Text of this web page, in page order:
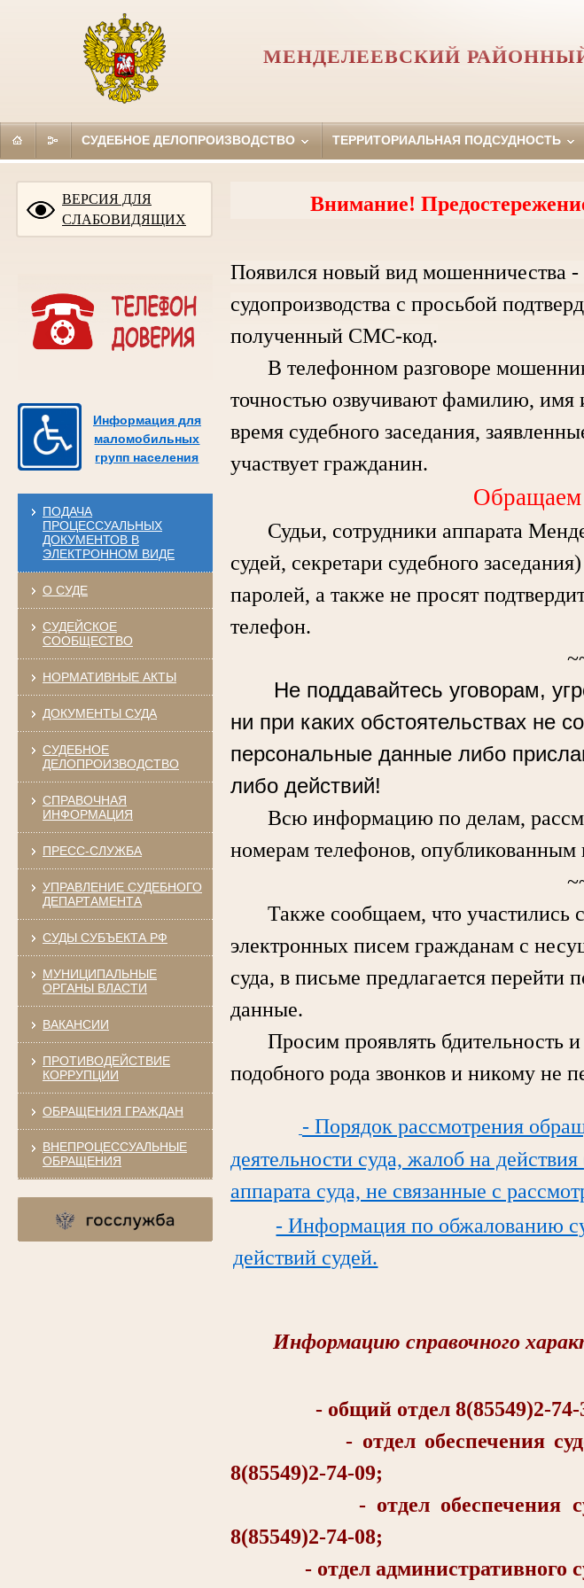
МЕНДЕЛЕЕВСКИЙ
СУДЕБНОЕ ДЕЛОПРОИЗВОДСТВО ТЕРРИТОРИАЛЬНАЯ ПОДСУДНОСТЬ
ВЕРСИЯ ДЛЯ
СЛАБОВИДЯЩИХ
Информация для
маломобильных
групп населения
ПОДАЧА
ПРОЦЕССУАЛЬНЫХ
ДОКУМЕНТОВ В
ЭЛЕКТРОННОМ ВИДЕ
О СУДЕ
СУДЕЙСКОЕ
СООБЩЕСТВО
НОРМАТИВНЫЕ АКТЫ
ДОКУМЕНТЫ СУДА
СУДЕБНОЕ
ДЕЛОПРОИЗВОДСТВО
СПРАВОЧНАЯ
ИНФОРМАЦИЯ
ПРЕСС-СЛУЖБА
УПРАВЛЕНИЕ СУДЕБНОГО
ДЕПАРТАМЕНТА
СУДЫ СУБЪЕКТА РФ
МУНИЦИПАЛЬНЫЕ
ОРГАНЫ ВЛАСТИ
ВАКАНСИИ
ПРОТИВОДЕЙСТВИЕ
КОРРУПЦИИ
ОБРАЩЕНИЯ ГРАЖДАН
ВНЕПРОЦЕССУАЛЬНЫЕ
ОБРАЩЕНИЯ
Внимание!
Появился новый вид мошенничества
судопроизводства с просьбой
полученный СМС-код.
В телефонном разговоре
точностью озвучивают фамилию, имя
время судебного заседания,
участвует гражданин.
Судьи, сотрудники аппарата
судей, секретари судебного
паролей, а также не просят
телефон.
Не поддавайтесь уговорам,
ни при каких обстоятельствах не
персональные данные либо
либо действий!
Всю информацию по делам,
номерам телефонов, опубликованным
Также сообщаем, что участились
электронных писем гражданам с
суда, в письме предлагается
данные.
Просим проявлять бдительность и
подобного рода звонков и никому не
- Порядок рассмотрения
деятельности суда, жалоб на
аппарата суда, не связанные с
- Информация по обжалованию
действий судей.
Информацию справочного
- общий отдел 8(85549)2-74-
- отдел обеспечения
8(85549)2-74-09;
- отдел обеспечения
8(85549)2-74-08;
- отдел административного